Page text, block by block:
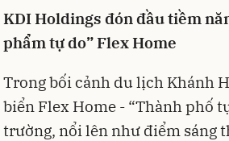
KDI Holdings đón đầu tiềm
phẩm tự do” Flex Home
Trong bối cảnh du lịch Khánh
biển Flex Home - “Thành phố
trường, nổi lên như điểm sáng